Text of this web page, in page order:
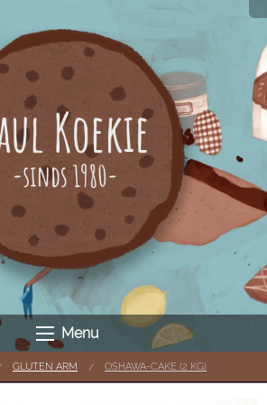
Menu
GLUTEN ARM OSHAWA-CAKE (2 KG)